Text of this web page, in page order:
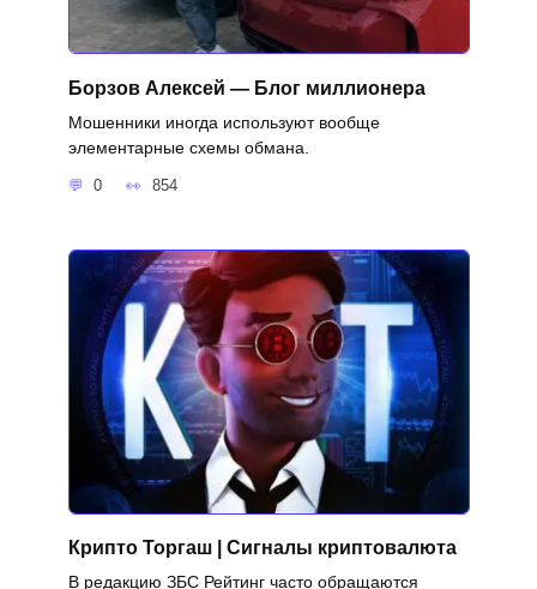
Борзов Алексей — Блог миллионера
Мошенники иногда используют вообще
элементарные схемы обмана.
0 854
Крипто Торгаш | Сигналы криптовалюта
В редакцию ЗБС Рейтинг часто обращаются